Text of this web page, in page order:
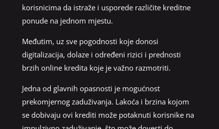
korisnicima da istraže i usporede različite kreditne
ponude na jednom mjestu.
Međutim, uz sve pogodnosti koje donosi
digitalizacija, dolaze i određeni rizici i prednosti
brzih online kredita koje je važno razmotriti.
Jedna od glavnih opasnosti je mogućnost
prekomjernog zaduživanja. Lakoća i brzina kojom
se dobivaju ovi krediti može potaknuti korisnike na